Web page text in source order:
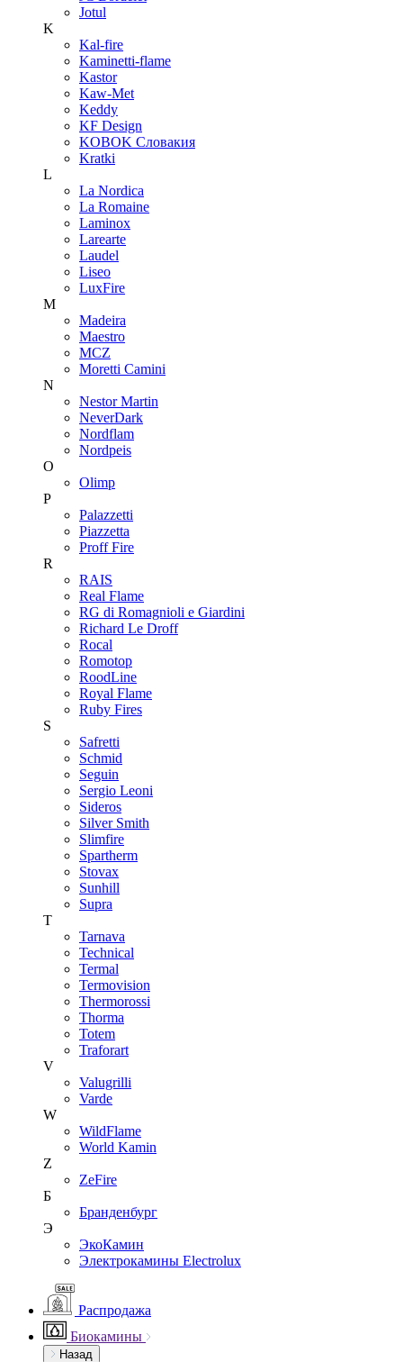
Jotul
K
Kal-fire
Kaminetti-flame
Kastor
Kaw-Met
Keddy
KF Design
KOBOK Словакия
Kratki
L
La Nordica
La Romaine
Laminox
Larearte
Laudel
Liseo
LuxFire
M
Madeira
Maestro
MCZ
Moretti Camini
N
Nestor Martin
NeverDark
Nordflam
Nordpeis
O
Olimp
P
Palazzetti
Piazzetta
Proff Fire
R
RAIS
Real Flame
RG di Romagnioli e Giardini
Richard Le Droff
Rocal
Romotop
RoodLine
Royal Flame
Ruby Fires
S
Safretti
Schmid
Seguin
Sergio Leoni
Sideros
Silver Smith
Slimfire
Spartherm
Stovax
Sunhill
Supra
T
Tarnava
Technical
Termal
Termovision
Thermorossi
Thorma
Totem
Traforart
V
Valugrilli
Varde
W
WildFlame
World Kamin
Z
ZeFire
Б
Бранденбург
Э
ЭкоКамин
Электрокамины Electrolux
Распродажа
Биокамины
Назад